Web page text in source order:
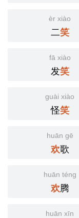
èr xiào
二笑
fā xiào
发笑
guài xiào
怪笑
huān gē
欢歌
huān téng
欢腾
huān xīn